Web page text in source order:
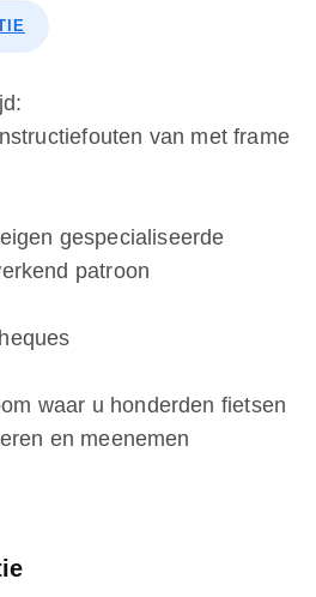
van met frame
gespecialiseerde
patroon
waar u honderden fietsen
en meenemen